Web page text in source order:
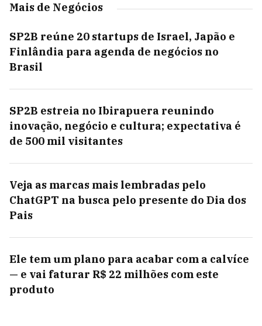
Mais de Negócios
SP2B reúne 20 startups de Israel, Japão e
Finlândia para agenda de negócios no
Brasil
SP2B estreia no Ibirapuera reunindo
inovação, negócio e cultura; expectativa é
de 500 mil visitantes
Veja as marcas mais lembradas pelo
ChatGPT na busca pelo presente do Dia dos
Pais
Ele tem um plano para acabar com a calvíce
— e vai faturar R$ 22 milhões com este
produto